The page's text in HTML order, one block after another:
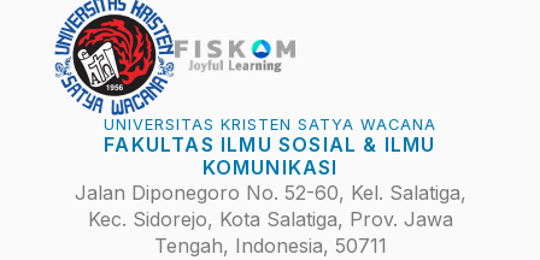
UNIVERSITAS KRISTEN SATYA WACANA
FAKULTAS ILMU SOSIAL & ILMU
KOMUNIKASI
Jalan Diponegoro No. 52-60, Kel. Salatiga,
Kec. Sidorejo, Kota Salatiga, Prov. Jawa
Tengah, Indonesia, 50711